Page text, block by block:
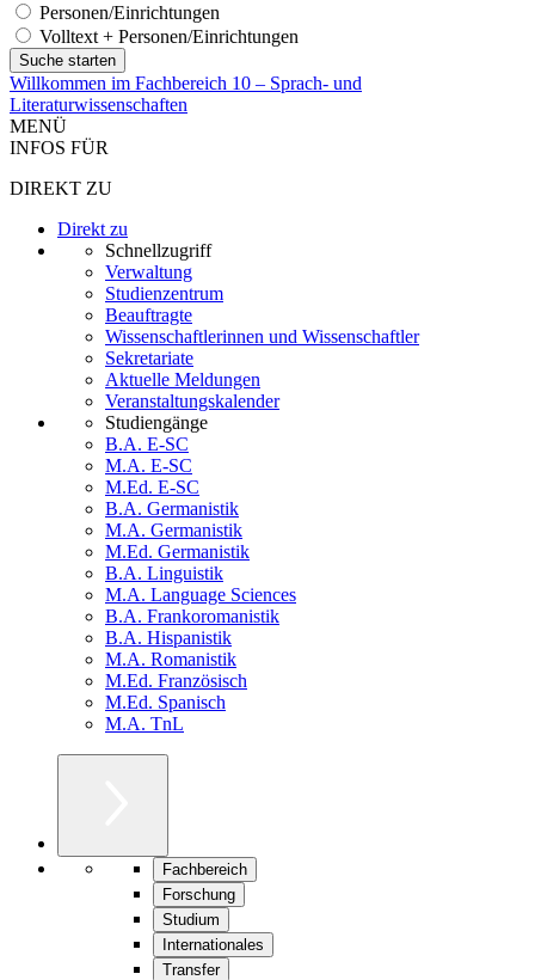
Personen/Einrichtungen
Volltext + Personen/Einrichtungen
Willkommen im Fachbereich 10 – Sprach- und
Literaturwissenschaften
MENÜ
INFOS FÜR
DIREKT ZU
Direkt zu
Schnellzugriff
Verwaltung
Studienzentrum
Beauftragte
Wissenschaftlerinnen und Wissenschaftler
Sekretariate
Aktuelle Meldungen
Veranstaltungskalender
Studiengänge
B.A. E-SC
M.A. E-SC
M.Ed. E-SC
B.A. Germanistik
M.A. Germanistik
M.Ed. Germanistik
B.A. Linguistik
M.A. Language Sciences
B.A. Frankoromanistik
B.A. Hispanistik
M.A. Romanistik
M.Ed. Französisch
M.Ed. Spanisch
M.A. TnL
Fachbereich
Forschung
Studium
Internationales
Transfer